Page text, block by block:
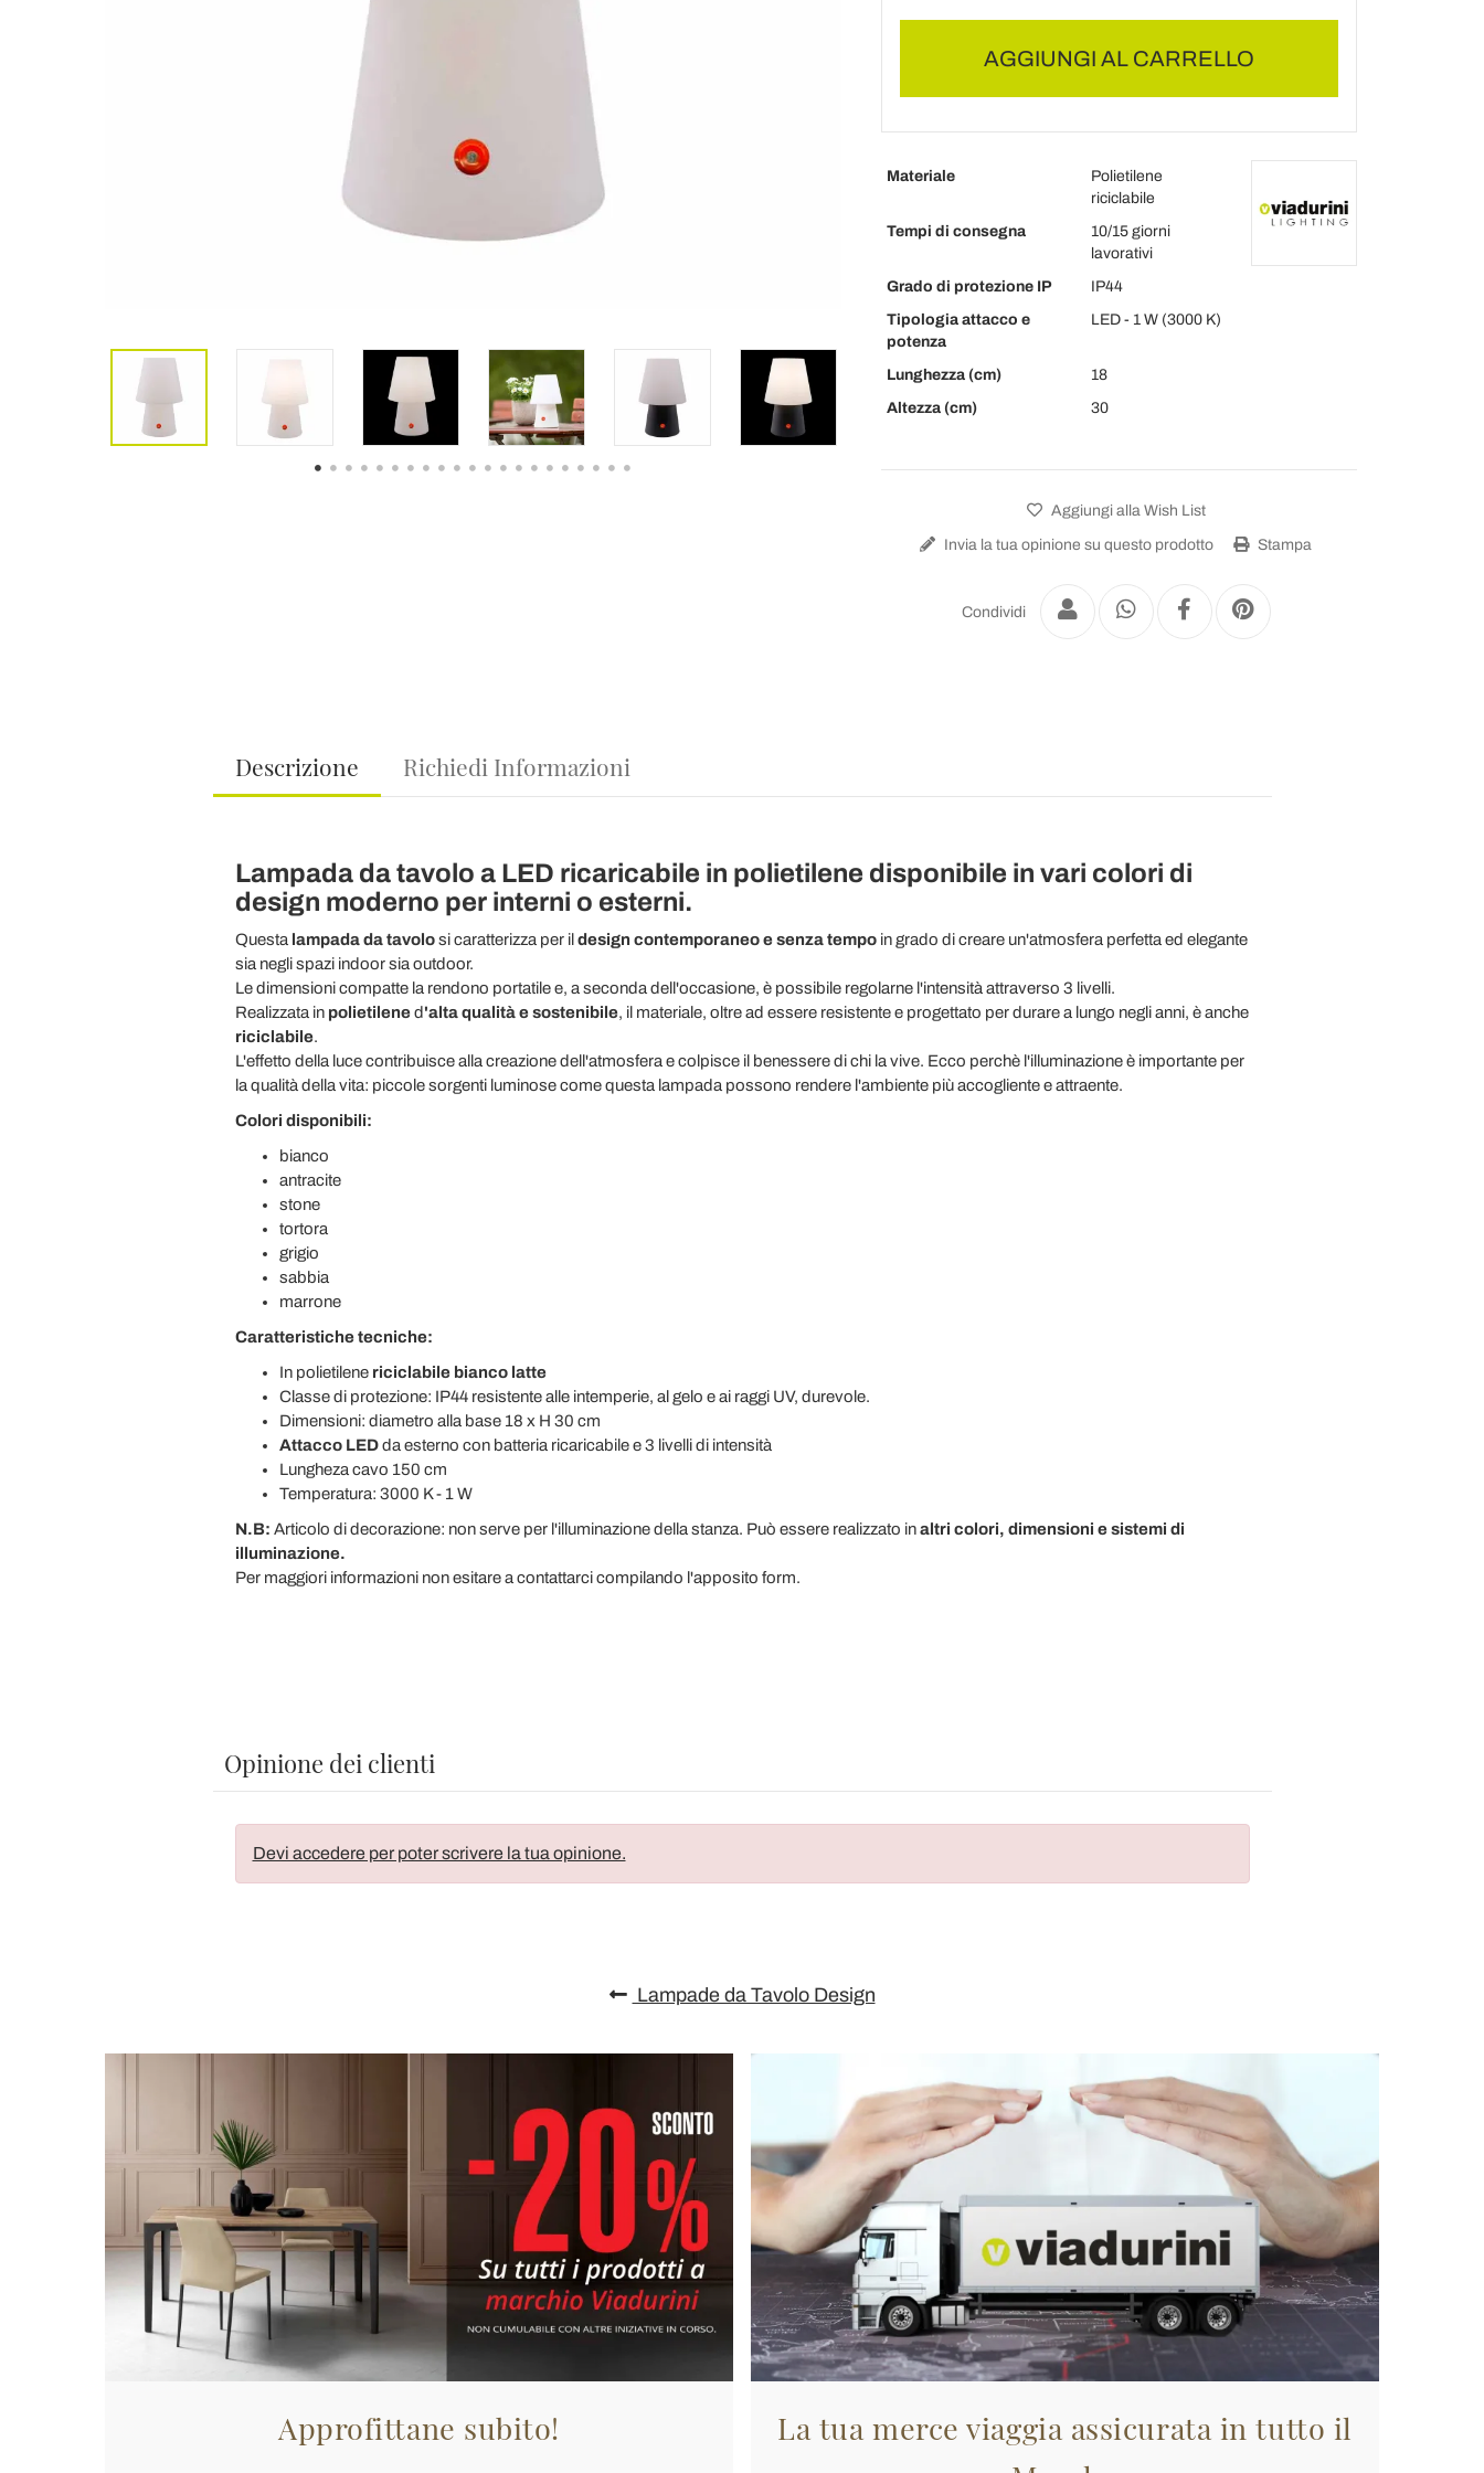
AGGIUNGI AL CARRELLO
Materiale
Polietilene
riciclabile
Tempi di consegna
10/15 giorni
lavorativi
Grado di protezione IP
IP44
Tipologia attacco e
potenza
LED - 1 W (3000 K)
Lunghezza (cm)
18
Altezza (cm)
30
Aggiungi alla Wish List
Invia la tua opinione su questo prodotto Stampa
Condividi
Descrizione Richiedi Informazioni
Lampada da tavolo a LED ricaricabile in polietilene disponibile in vari colori di
design moderno per interni o esterni.
Questa lampada da tavolosi caratterizza per il design contemporaneo e senza tempoin grado di creare un'atmosfera perfetta ed elegante
sia negli spazi indoor sia outdoor.
Le dimensioni compatte la rendono portatile e, a seconda dell'occasione, è possibile regolarne l'intensità attraverso 3 livelli.
Realizzata inpolietilened'alta qualità e sostenibile, il materiale, oltre ad essere resistente e progettato per durare a lungo negli anni, è anche
riciclabile.
L'effetto della luce contribuisce alla creazione dell'atmosfera e colpisce il benessere di chi la vive. Ecco perchè l'illuminazione è importante per
la qualità della vita: piccole sorgenti luminose come questa lampada possono rendere l'ambiente più accogliente e attraente.
Colori disponibili:
bianco
antracite
stone
tortora
grigio
sabbia
marrone
Caratteristiche tecniche:
In polietilene riciclabile bianco latte
Classe di protezione: IP44 resistente alle intemperie, al gelo e ai raggi UV, durevole.
Dimensioni: diametro alla base 18 x H 30 cm
Attacco LEDda esterno con batteria ricaricabile e 3 livelli di intensità
Lungheza cavo 150 cm
Temperatura: 3000 K - 1 W
N.B: Articolo di decorazione: non serve per l'illuminazione della stanza. Può essere realizzato inaltri colori, dimensioni e sistemi di
illuminazione.
Per maggiori informazioni non esitare a contattarci compilando l'apposito form.
Opinione dei clienti
Devi accedere per poter scrivere la tua opinione.
Lampade da Tavolo Design
Approfittane subito!
La tua merce viaggia assicurata in tutto il